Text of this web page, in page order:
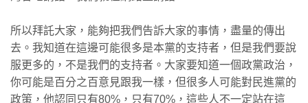
所以拜託大家，能夠把我們告訴大家的事情，盡量的傳出
去。我知道在這邊可能很多是本黨的支持者，但是我們要說
服更多的，不是我們的支持者。大家要知道一個政黨政治，
你可能是百分之百意見跟我一樣，但很多人可能對民進黨的
政策，他認同只有80%，只有70%，這些人不一定站在這